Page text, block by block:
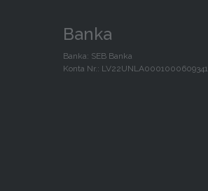
Banka
Banka: SEB Banka
Konta Nr.: LV22UNLA0001000609341